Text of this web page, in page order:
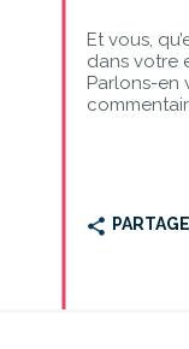
Et vous,
dans votre
Parlons-en